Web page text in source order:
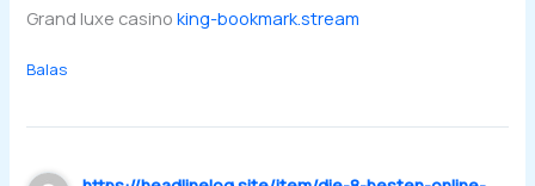
Grand luxe casinoking-bookmark.stream
Balas